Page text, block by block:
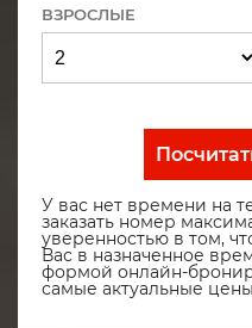
ВЗРОСЛЫЕ
У вас нет времени на
заказать номер
уверенностью в том,
Вас в назначенное
формой онлайн-
самые актуальные